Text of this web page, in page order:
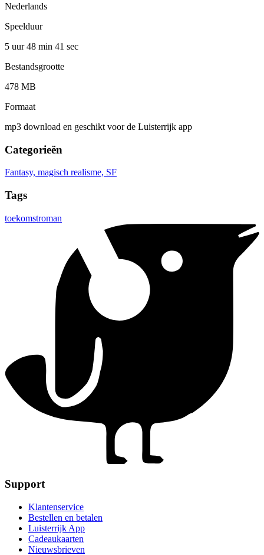
Nederlands
Speelduur
5 uur 48 min 41 sec
Bestandsgrootte
478 MB
Formaat
mp3 download en geschikt voor de Luisterrijk app
Categorieën
Fantasy, magisch realisme, SF
Tags
toekomstroman
Support
Klantenservice
Bestellen en betalen
Luisterrijk App
Cadeaukaarten
Nieuwsbrieven